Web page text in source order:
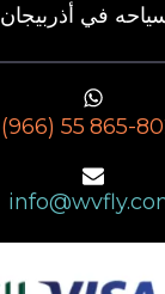
في أذربيجان
(966) 55 865-